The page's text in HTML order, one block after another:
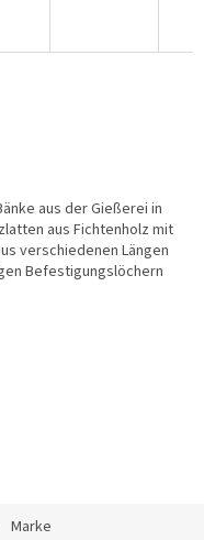
aus der Gießerei in
aus Fichtenholz mit
verschiedenen Längen
Befestigungslöchern
Marke